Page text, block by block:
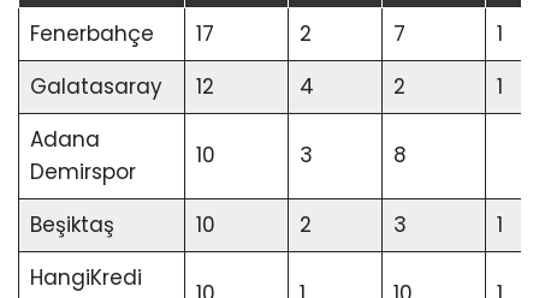
Fenerbahçe
17 2 7
1
Galatasaray
12 4 2
1
Adana
Demirspor
10 3 8
Beşiktaş 10 2 3
1
HangiKredi